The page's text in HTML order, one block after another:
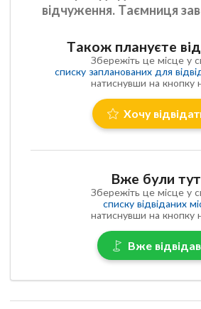
відчуження. Таємниця
Також плануєте
Збережіть це місце у
списку запланованих для
натиснувши на кнопку
Хочу
Вже були
Збережіть це місце у
списку відвіданих
натиснувши на кнопку
Вже відвідав